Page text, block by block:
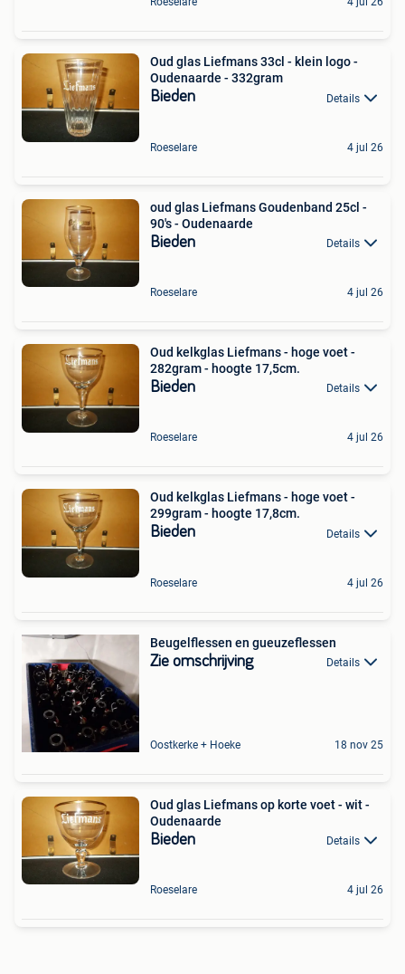
Oud glas Liefmans 33cl - klein logo -
Oudenaarde - 332gram
Bieden Details
Roeselare 4 jul 26
oud glas Liefmans Goudenband 25cl -
90's - Oudenaarde
Bieden Details
Roeselare 4 jul 26
Oud kelkglas Liefmans - hoge voet -
282gram - hoogte 17,5cm.
Bieden Details
Roeselare 4 jul 26
Oud kelkglas Liefmans - hoge voet -
299gram - hoogte 17,8cm.
Bieden Details
Roeselare 4 jul 26
Beugelflessen en gueuzeflessen
Zie omschrijving Details
Oostkerke + Hoeke 18 nov 25
Oud glas Liefmans op korte voet - wit -
Oudenaarde
Bieden Details
Roeselare 4 jul 26